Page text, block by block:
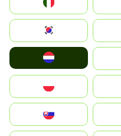
South Korea